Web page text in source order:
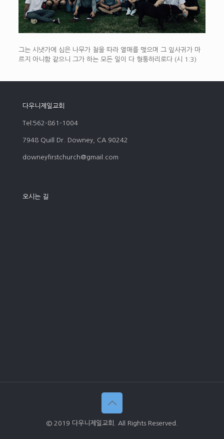
그는 시냇가에 심은 나무가 철을 따라 열매를 맺으며 그 잎사귀가 마
르지 아니함 같으니 그가 하는 모든 일이 다 형통하리로다 (시 1:3)
다우니제일교회
Tel:562-861-1004
7948 Quill Dr. Downey, CA 90242
downeyfirstchurch@gmail.com
오시는 길
© 2019 다우니제일교회. All Rights Reserved.